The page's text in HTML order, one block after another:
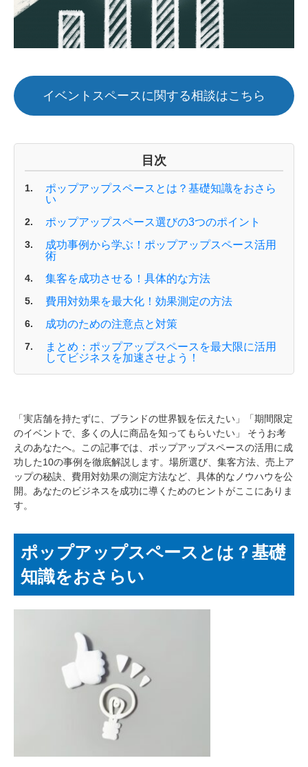
イベントスペースに関する相談はこちら
目次
ポップアップスペースとは？基礎知識をおさら
い
ポップアップスペース選びの3つのポイント
成功事例から学ぶ！ポップアップスペース活用
術
集客を成功させる！具体的な方法
費用対効果を最大化！効果測定の方法
成功のための注意点と対策
まとめ：ポップアップスペースを最大限に活用
してビジネスを加速させよう！
「実店舗を持たずに、ブランドの世界観を伝えたい」「期間限定
のイベントで、多くの人に商品を知ってもらいたい」 そうお考
えのあなたへ。この記事では、ポップアップスペースの活用に成
功した10の事例を徹底解説します。場所選び、集客方法、売上ア
ップの秘訣、費用対効果の測定方法など、具体的なノウハウを公
開。あなたのビジネスを成功に導くためのヒントがここにありま
す。
ポップアップスペースとは？基礎
知識をおさらい